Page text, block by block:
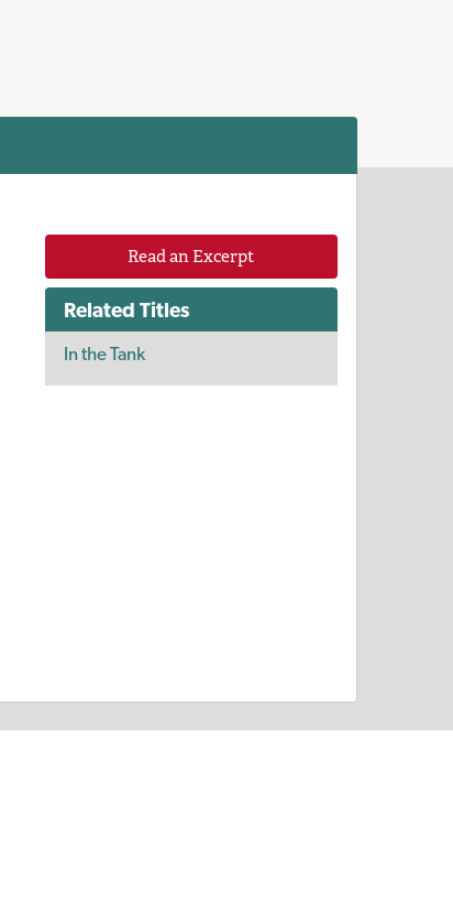
Read an Excerpt
Related Titles
In the Tank